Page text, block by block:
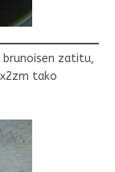
zatitu,
tako